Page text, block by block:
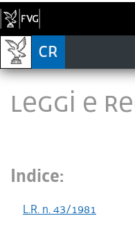
LEGGI E
Indice:
L.R. n. 43/1981